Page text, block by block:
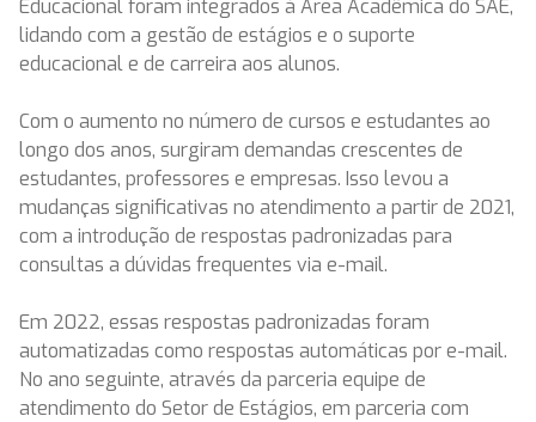
Educacional foram integrados à Área Acadêmica do SAE,
lidando com a gestão de estágios e o suporte
educacional e de carreira aos alunos.
Com o aumento no número de cursos e estudantes ao
longo dos anos, surgiram demandas crescentes de
estudantes, professores e empresas. Isso levou a
mudanças significativas no atendimento a partir de 2021,
com a introdução de respostas padronizadas para
consultas a dúvidas frequentes via e-mail.
Em 2022, essas respostas padronizadas foram
automatizadas como respostas automáticas por e-mail.
No ano seguinte, através da parceria equipe de
atendimento do Setor de Estágios, em parceria com